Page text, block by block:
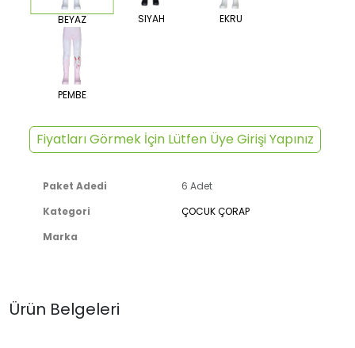
BEYAZ SIYAH EKRU
PEMBE
Fiyatları Görmek İçin Lütfen Üye Girişi Yapınız
Paket Adedi
6 Adet
Kategori
ÇOCUK ÇORAP
Marka
Ürün Belgeleri